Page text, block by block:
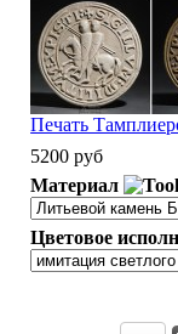
Печать
5200 руб
Материал
Цветовое